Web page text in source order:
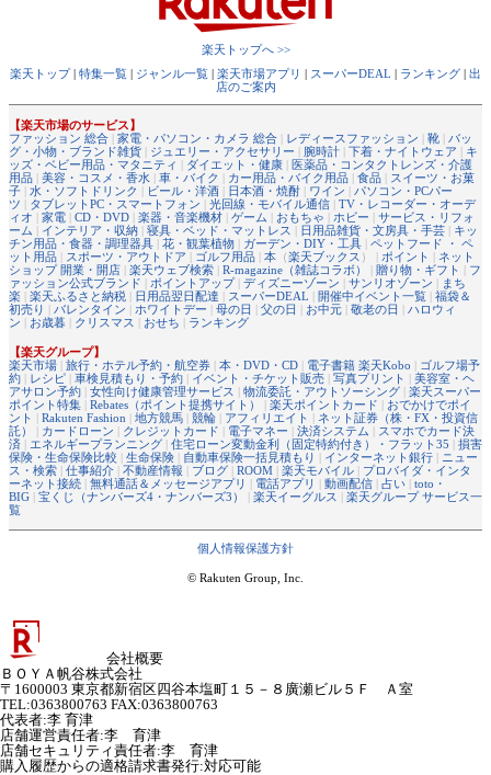
楽天トップへ >>
楽天トップ| 特集一覧 | ジャンル一覧 | 楽天市場アプリ | スーパーDEAL | ランキング | 出
店のご案内
【楽天市場のサービス】
ファッション 総合 | 家電・パソコン・カメラ 総合 | レディースファッション | 靴 | バッ
グ・小物・ブランド雑貨 | ジュエリー・アクセサリー | 腕時計 | 下着・ナイトウェア | キ
ッズ・ベビー用品・マタニティ | ダイエット・健康 | 医薬品・コンタクトレンズ・介護
用品 | 美容・コスメ・香水 | 車・バイク | カー用品・バイク用品 | 食品 | スイーツ・お菓
子 | 水・ソフトドリンク | ビール・洋酒 | 日本酒・焼酎 | ワイン | パソコン・PCパー
ツ | タブレットPC・スマートフォン | 光回線・モバイル通信 | TV・レコーダー・オーデ
ィオ | 家電 | CD・DVD | 楽器・音楽機材 | ゲーム | おもちゃ | ホビー | サービス・リフォ
ーム | インテリア・収納 | 寝具・ベッド・マットレス | 日用品雑貨・文房具・手芸 | キッ
チン用品・食器・調理器具 | 花・観葉植物 | ガーデン・DIY・工具 | ペットフード ・ ペ
ット用品 | スポーツ・アウトドア | ゴルフ用品 | 本 （楽天ブックス ） | ポイント | ネット
ショップ 開業・開店 | 楽天ウェブ検索 | R-magazine（雑誌コラボ） | 贈り物・ギフト | フ
ァッション公式ブランド | ポイントアップ| ディズニーゾーン | サンリオゾーン | まち
楽 | 楽天ふるさと納税 | 日用品翌日配達 | スーパーDEAL | 開催中イベント一覧 | 福袋＆
初売り | バレンタイン | ホワイトデー | 母の日 | 父の日 | お中元 | 敬老の日 | ハロウィ
ン | お歳暮 | クリスマス | おせち | ランキング
【楽天グループ】
楽天市場 | 旅行・ホテル予約・航空券 | 本・DVD・CD | 電子書籍 楽天Kobo | ゴルフ場予
約 | レシピ | 車検見積もり・予約 | イベント・チケット販売 | 写真プリント | 美容室・ヘ
アサロン予約 | 女性向け健康管理サービス | 物流委託・アウトソーシング | 楽天スーパー
ポイント特集 | Rebates（ポイント提携サイト） | 楽天ポイントカード | おでかけでポイ
ント | Rakuten Fashion | 地方競馬 | 競輪 | アフィリエイト | ネット証券（株・FX・投資信
託）
| カードローン | クレジットカード | 電子マネー | 決済システム | スマホでカード決
済 | エネルギープランニング | 住宅ローン変動金利（固定特約付き）・フラット35 | 損害
保険・生命保険比較 | 生命保険 | 自動車保険一括見積もり | インターネット銀行 | ニュー
ス・検索 | 仕事紹介 | 不動産情報 | ブログ | ROOM | 楽天モバイル | プロバイダ・インタ
ーネット接続 | 無料通話＆メッセージアプリ | 電話アプリ | 動画配信 | 占い | toto・
BIG | 宝くじ（ナンバーズ4・ナンバーズ3） | 楽天イーグルス | 楽天グループ サービス一
覧
個人情報保護方針
© Rakuten Group, Inc.
会社概要
ＢＯＹＡ帆谷株式会社
〒1600003 東京都新宿区四谷本塩町１５－８廣瀬ビル５Ｆ Ａ室
TEL:0363800763 FAX:0363800763
代表者:李 育津
店舗運営責任者:李 育津
店舗セキュリティ責任者:李 育津
購入履歴からの適格請求書発行:対応可能